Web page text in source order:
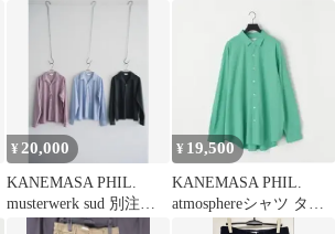
¥ 20,000
KANEMASA PHIL.
musterwerk sud 別注
¥ 19,500
KANEMASA PHIL.
atmosphereシャツ ター
コイズ サイズM